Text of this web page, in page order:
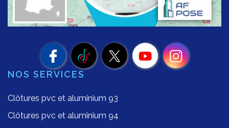
NOS SERVICES
Clôtures pvc et aluminium 93
Clôtures pvc et aluminium 94